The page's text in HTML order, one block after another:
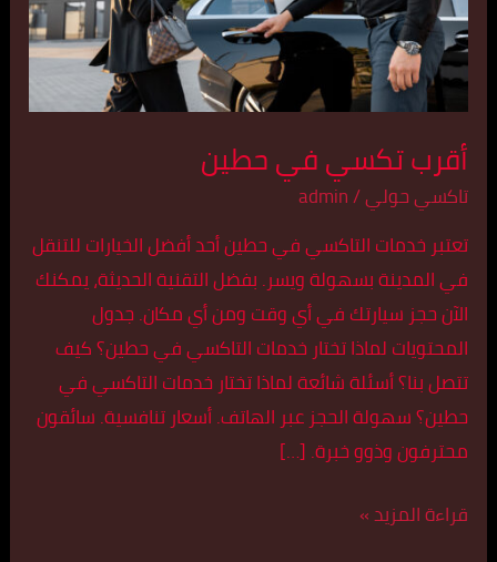
أقرب تكسي في حطين
تاكسي حولي/
admin
تعتبر خدمات التاكسي في حطين أحد أفضل الخيارات للتنقل
في المدينة بسهولة ويسر. بفضل التقنية الحديثة، يمكنك
الآن حجز سيارتك في أي وقت ومن أي مكان. جدول
المحتويات لماذا تختار خدمات التاكسي في حطين؟ كيف
تتصل بنا؟ أسئلة شائعة لماذا تختار خدمات التاكسي في
حطين؟ سهولة الحجز عبر الهاتف. أسعار تنافسية. سائقون
محترفون وذوو خبرة. […]
قراءة المزيد »